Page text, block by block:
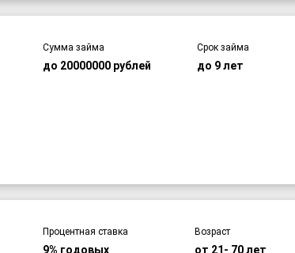
Сумма займа
до 20000000 рублей
Срок займа
до 9 лет
Процентная ставка
9% годовых
Возраст
от 21- 70 лет